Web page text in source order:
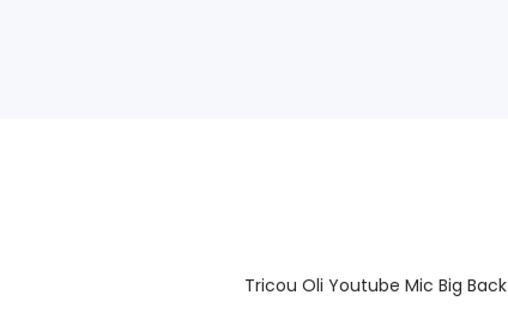
Tricou Oli Youtube Mic Big Back